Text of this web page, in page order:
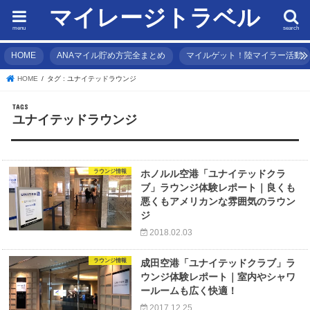
マイレージトラベル search
menu
HOME ANAマイル貯め方完全まとめ マイルゲット！陸マイラー活動
HOME タグ : ユナイテッドラウンジ
ユナイテッドラウンジ
ラウンジ情報
ホノルル空港「ユナイテッドクラ
ブ」ラウンジ体験レポート｜良くも
悪くもアメリカンな雰囲気のラウン
ジ
2018.02.03
ラウンジ情報
成田空港「ユナイテッドクラブ」ラ
ウンジ体験レポート｜室内やシャワ
ールームも広く快適！
2017.12.25